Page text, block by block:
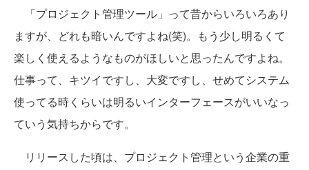
「プロジェクト管理ツール」って昔からいろいろあり
ますが、どれも暗いんですよね(笑)。もう少し明るくて
楽しく使えるようなものがほしいと思ったんですよね。
仕事って、キツイですし、大変ですし、せめてシステム
使ってる時くらいは明るいインターフェースがいいなっ
ていう気持ちからです。
リリースした頃は、プロジェクト管理という企業の重